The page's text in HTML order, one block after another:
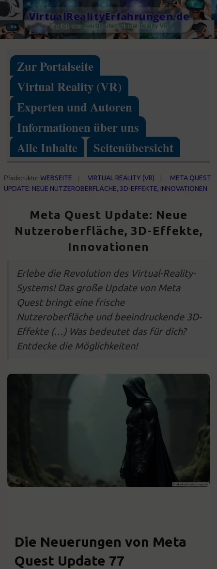
Skip
to
content
VirtualRealityErfahrungen.de
Täglich das Neuste über Virtual Reality VR
Zur Portalseite
Virtual Reality (VR)
Experten und Autoren
Informationen über uns
Alle Inhalte
Seitenübersicht
Pfadstruktur WEBSEITE ⟩ VIRTUAL REALITY (VR) ⟩
META QUEST
UPDATE: NEUE NUTZEROBERFLÄCHE, 3D-EFFEKTE, INNOVATIONEN
Meta Quest Update: Neue
Nutzeroberfläche, 3D-Effekte,
Innovationen
Erlebe die Revolution des Virtual-Reality-
Systems! Das große Update von Meta
Quest bringt eine frische
Nutzeroberfläche und beeindruckende 3D-
Effekte (…) Was bedeutet das für dich?
Entdecke die Möglichkeiten!
Die Neuerungen von Meta
Quest Update 77